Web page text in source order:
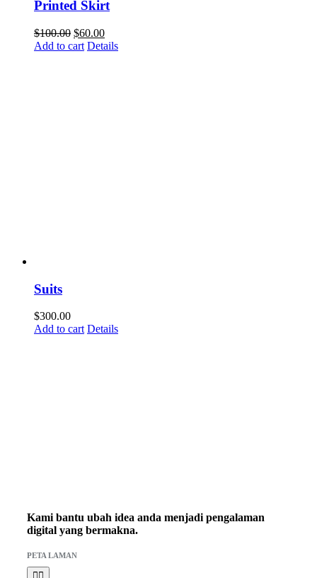
Printed Skirt
$100.00 $60.00
Add to cart Details
Suits
$300.00
Add to cart Details
Kami bantu ubah idea anda menjadi pengalaman
digital yang bermakna.
PETA LAMAN
Toggle